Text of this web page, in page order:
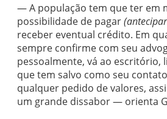
— A população tem que ter em
possibilidade de pagar
receber eventual crédito. Em
sempre confirme com seu
pessoalmente, vá ao escritório,
que tem salvo como seu
qualquer pedido de valores,
um grande dissabor — orienta